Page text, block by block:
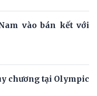
vào bán kết với
chương tại Olympic